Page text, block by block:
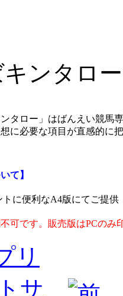
ンタロー
ンタロー」はばんえい競
に必要な項目が直感的に
て】
トに便利なA4版にてご提供
可です。販売版はPCのみ